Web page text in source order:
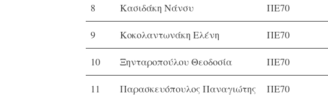
8 Κασιδάκη Νάνσυ ΠΕ70
9 Κοκολαντωνάκη Ελένη ΠΕ70
10 Ξηνταροπούλου Θεοδοσία ΠΕ70
11 Παρασκευόπουλος Παναγιώτης ΠΕ70